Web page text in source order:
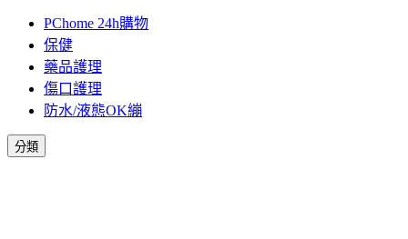
PChome 24h購物
保健
藥品護理
傷口護理
防水/液態OK繃
分類